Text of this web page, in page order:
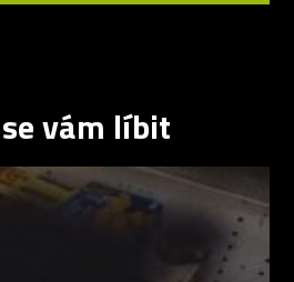
vám líbit